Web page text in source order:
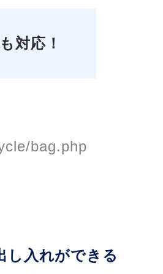
対応！
bag.php
し入れができる